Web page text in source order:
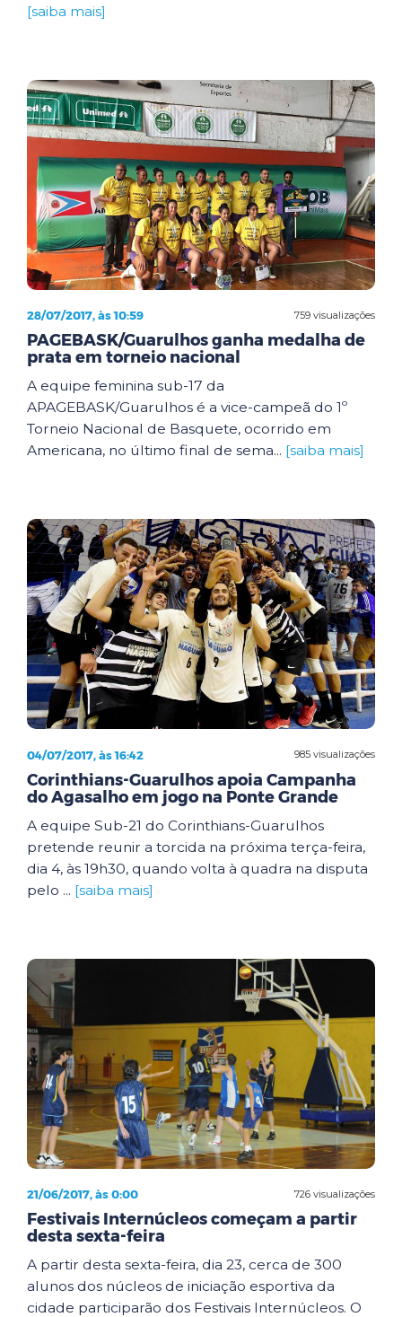
[saiba mais]
759 visualizações
28/07/2017, às 10:59
PAGEBASK/Guarulhos ganha medalha de
prata em torneio nacional
A equipe feminina sub-17 da
APAGEBASK/Guarulhos é a vice-campeã do 1º
Torneio Nacional de Basquete, ocorrido em
Americana, no último final de sema... [saiba mais]
985 visualizações
04/07/2017, às 16:42
Corinthians-Guarulhos apoia Campanha
do Agasalho em jogo na Ponte Grande
A equipe Sub-21 do Corinthians-Guarulhos
pretende reunir a torcida na próxima terça-feira,
dia 4, às 19h30, quando volta à quadra na disputa
pelo ... [saiba mais]
726 visualizações
21/06/2017, às 0:00
Festivais Internúcleos começam a partir
desta sexta-feira
A partir desta sexta-feira, dia 23, cerca de 300
alunos dos núcleos de iniciação esportiva da
cidade participarão dos Festivais Internúcleos. O